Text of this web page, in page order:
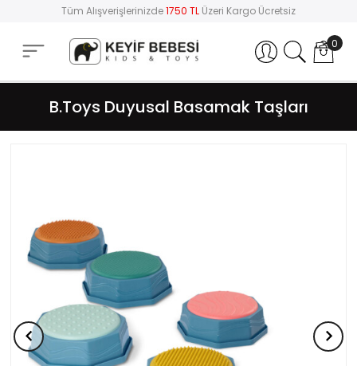
Tüm Alışverişlerinizde1750 TL Üzeri Kargo Ücretsiz
Hesabım 0
B.Toys Duyusal Basamak Taşları